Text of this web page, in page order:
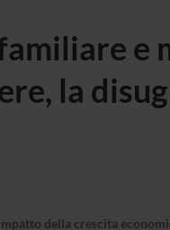
e
la
della crescita